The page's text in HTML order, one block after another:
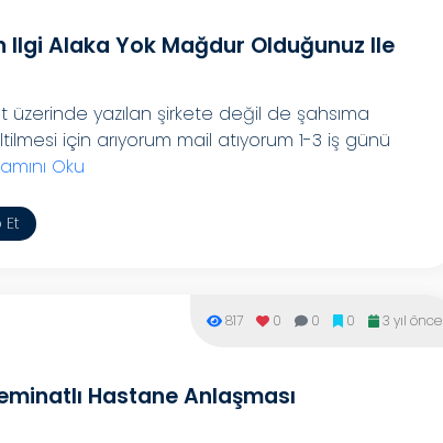
Ilgi Alaka Yok Mağdur Olduğunuz Ile
üzerinde yazılan şirkete değil de şahsıma
için arıyorum mail atıyorum 1-3 iş günü
Oku
Hastane Anlaşması
817 0 0 0 3 yıl önce